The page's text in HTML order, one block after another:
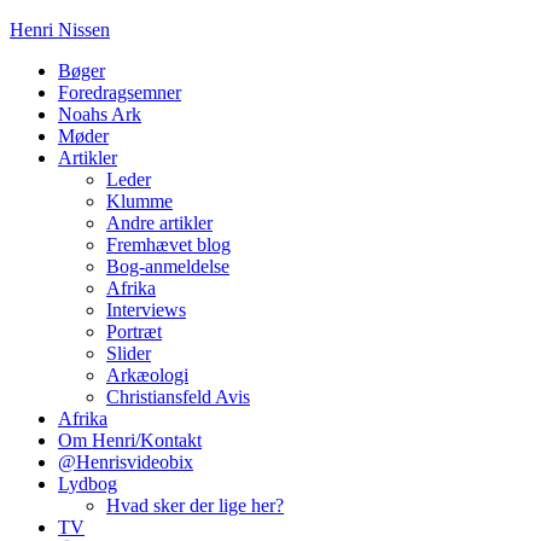
Henri Nissen
Bøger
Foredragsemner
Noahs Ark
Møder
Artikler
Leder
Klumme
Andre artikler
Fremhævet blog
Bog-anmeldelse
Afrika
Interviews
Portræt
Slider
Arkæologi
Christiansfeld Avis
Afrika
Om Henri/Kontakt
@Henrisvideobix
Lydbog
Hvad sker der lige her?
TV